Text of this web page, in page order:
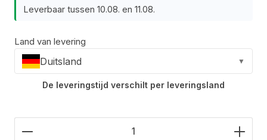
Leverbaar tussen 10.08. en 11.08.
Land van levering
Duitsland ▼
De leveringstijd verschilt per leveringsland
Hoeveelheid product: Voer de gewenste